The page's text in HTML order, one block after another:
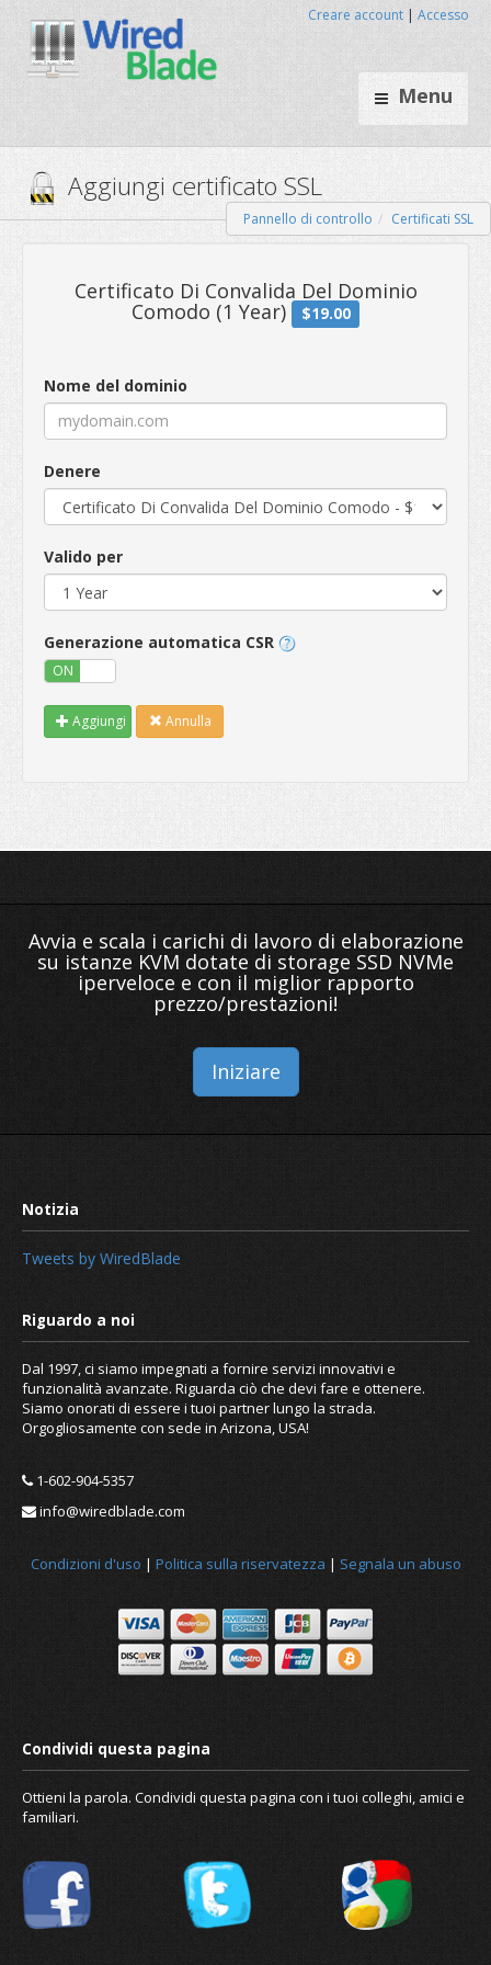
Menu
Creare account | Accesso
Aggiungi certificato SSL
Pannello di controllo Certificati SSL
Certificato Di Convalida Del
Comodo (1 Year)
Nome del dominio
Denere
Valido per
Generazione automatica CSR
ON
Aggiungi Annulla
Avvia e scala i carichi di lavoro di elaborazione
su istanze KVM dotate di storage SSD NVMe
iperveloce e con il miglior rapporto
prezzo/prestazioni!
Iniziare
Tweets by WiredBlade
Riguardo a noi
Dal 1997, ci siamo impegnati a fornire servizi innovativi e
funzionalità avanzate. Riguarda ciò che devi fare e ottenere.
Siamo onorati di essere i tuoi partner lungo la strada.
Orgogliosamente con sede in Arizona, USA!
1-602-904-5357
info@wiredblade.com
Condizioni d'uso | Politica sulla riservatezza | Segnala un abuso
Ottieni la parola. Condividi questa pagina con i tuoi colleghi, amici e
familiari.